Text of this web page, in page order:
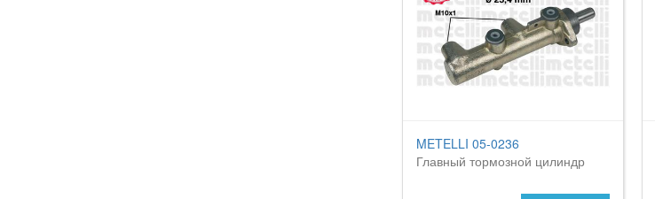
METELLI 05-0236
Главный тормозной цилиндр